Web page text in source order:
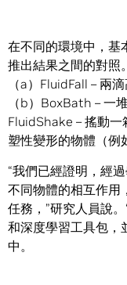
在不同的環境中，基
推出結果之間的對照。
（a）FluidFall – 兩
（b）BoxBath – 一
FluidShake – 搖動
塑性變形的物體（例
“我們已經證明，經
不同物體的相互作用
任務，”研究人員說
和深度學習工具包，
中。